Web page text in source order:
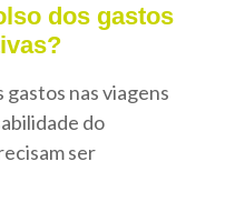
dos gastos
gastos nas viagens
do
ser